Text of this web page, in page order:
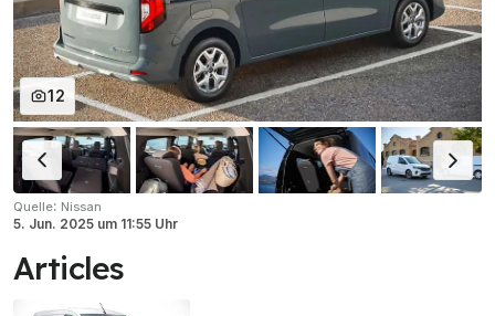
12
Quelle: Nissan
5. Jun. 2025 um 11:55 Uhr
Articles